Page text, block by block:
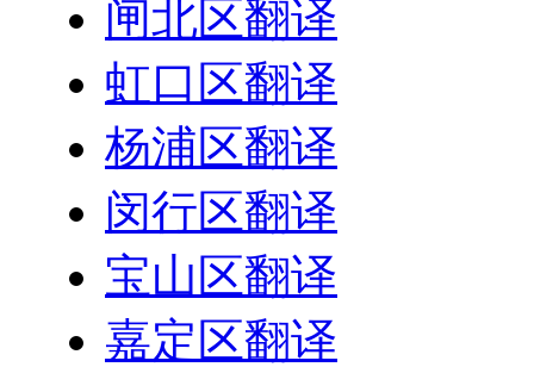
闸北区翻译
虹口区翻译
杨浦区翻译
闵行区翻译
宝山区翻译
嘉定区翻译